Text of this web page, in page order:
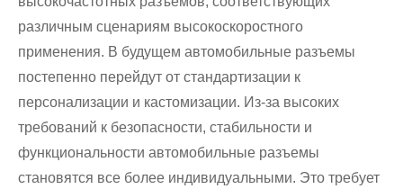
различным сценариям высокоскоростного
применения. В будущем автомобильные разъемы
постепенно перейдут от стандартизации к
персонализации и кастомизации. Из-за высоких
требований к безопасности, стабильности и
функциональности автомобильные разъемы
становятся все более индивидуальными. Это требует